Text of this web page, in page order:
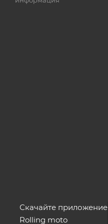
Скачайте приложение
Rolling moto